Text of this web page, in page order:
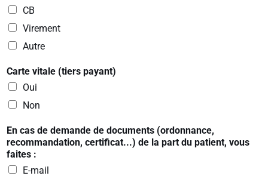
CB
Virement
Autre
Carte vitale (tiers payant)
Oui
Non
En cas de demande de documents (ordonnance,
recommandation, certificat...) de la part du patient, vous
faites :
E-mail